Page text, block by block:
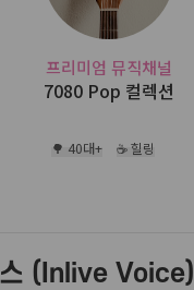
프리미엄 뮤직채널
7080 Pop 컬렉션
🌳 40대+ ☕ 힐링
(Inlive Voice)